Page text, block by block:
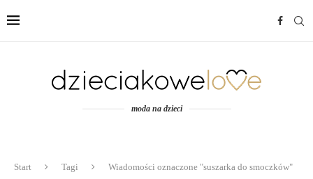
moda na dzieci
Start Tagi Wiadomości oznaczone "suszarka do smoczków"